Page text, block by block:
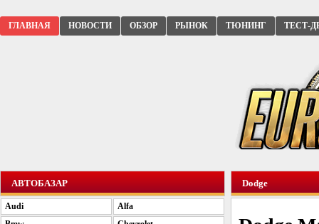
ГЛАВНАЯ НОВОСТИ ОБЗОР РЫНОК ТЮНИНГ ТЕСТ-
Dodge
АВТОБАЗАР
Audi
Alfa